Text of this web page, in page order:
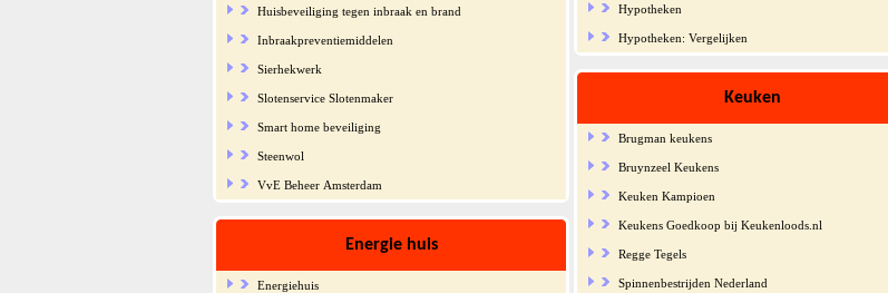
Huisbeveiliging tegen inbraak en brand
Inbraakpreventiemiddelen
Sierhekwerk
Slotenservice Slotenmaker
Smart home beveiliging
Steenwol
VvE Beheer Amsterdam
Energie huis
Energiehuis
Hypotheken
Hypotheken: Vergelijken
Keuken
Brugman keukens
Bruynzeel Keukens
Keuken Kampioen
Keukens Goedkoop bij Keukenloods.nl
Regge Tegels
Spinnenbestrijden Nederland